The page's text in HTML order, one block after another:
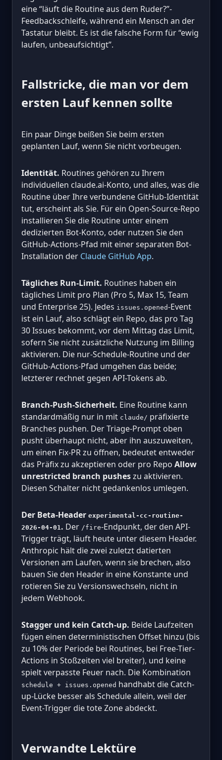
eine “läuft die Routine aus dem Ruder?”-
Feedbackschleife, während ein Mensch an der
Tastatur bleibt. Es ist die falsche Form für “ewig
laufen, unbeaufsichtigt”.
Fallstricke, die man vor dem
ersten Lauf kennen sollte
Ein paar Dinge beißen Sie beim ersten
geplanten Lauf, wenn Sie nicht vorbeugen.
Identität. Routines gehören zu Ihrem
individuellen claude.ai-Konto, und alles, was die
Routine über Ihre verbundene GitHub-Identität
tut, erscheint als Sie. Für ein Open-Source-Repo
installieren Sie die Routine unter einem
dedizierten Bot-Konto, oder nutzen Sie den
GitHub-Actions-Pfad mit einer separaten Bot-
Installation der Claude GitHub App.
Tägliches Run-Limit. Routines haben ein
tägliches Limit pro Plan (Pro 5, Max 15, Team
und Enterprise 25). Jedes issues.opened-Event
ist ein Lauf, also schlägt ein Repo, das pro Tag
30 Issues bekommt, vor dem Mittag das Limit,
sofern Sie nicht zusätzliche Nutzung im Billing
aktivieren. Die nur-Schedule-Routine und der
GitHub-Actions-Pfad umgehen das beide;
letzterer rechnet gegen API-Tokens ab.
Branch-Push-Sicherheit. Eine Routine kann
standardmäßig nur in mit claude/ präfixierte
Branches pushen. Der Triage-Prompt oben
pusht überhaupt nicht, aber ihn auszuweiten,
um einen Fix-PR zu öffnen, bedeutet entweder
das Präfix zu akzeptieren oder pro Repo Allow
unrestricted branch pusheszu aktivieren.
Diesen Schalter nicht gedankenlos umlegen.
Der Beta-Header experimental-cc-routine-
2026-04-01. Der /fire-Endpunkt, der den API-
Trigger trägt, läuft heute unter diesem Header.
Anthropic hält die zwei zuletzt datierten
Versionen am Laufen, wenn sie brechen, also
bauen Sie den Header in eine Konstante und
rotieren Sie zu Versionswechseln, nicht in
jedem Webhook.
Stagger und kein Catch-up. Beide Laufzeiten
fügen einen deterministischen Offset hinzu (bis
zu 10% der Periode bei Routines, bei Free-Tier-
Actions in Stoßzeiten viel breiter), und keine
spielt verpasste Feuer nach. Die Kombination
schedule + issues.opened handhabt die Catch-
up-Lücke besser als Schedule allein, weil der
Event-Trigger die tote Zone abdeckt.
Verwandte Lektüre